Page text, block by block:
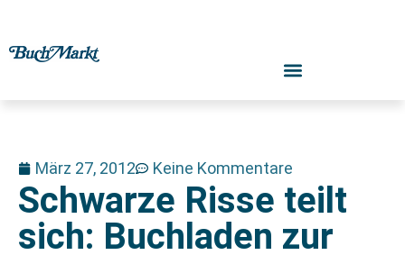
März 27, 2012 Keine Kommentare
Schwarze Risse teilt
sich: Buchladen zur